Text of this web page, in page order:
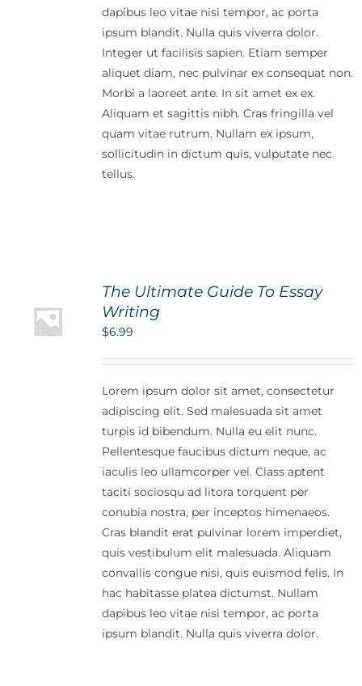
dapibus leo vitae nisi tempor, ac porta
ipsum blandit. Nulla quis viverra dolor.
Integer ut facilisis sapien. Etiam semper
aliquet diam, nec pulvinar ex consequat non.
Morbi a laoreet ante. In sit amet ex ex.
Aliquam et sagittis nibh. Cras fringilla vel
quam vitae rutrum. Nullam ex ipsum,
sollicitudin in dictum quis, vulputate nec
tellus.
The Ultimate Guide To Essay
Writing
$6.99
Lorem ipsum dolor sit amet, consectetur
adipiscing elit. Sed malesuada sit amet
turpis id bibendum. Nulla eu elit nunc.
Pellentesque faucibus dictum neque, ac
iaculis leo ullamcorper vel. Class aptent
taciti sociosqu ad litora torquent per
conubia nostra, per inceptos himenaeos.
Cras blandit erat pulvinar lorem imperdiet,
quis vestibulum elit malesuada. Aliquam
convallis congue nisi, quis euismod felis. In
hac habitasse platea dictumst. Nullam
dapibus leo vitae nisi tempor, ac porta
ipsum blandit. Nulla quis viverra dolor.